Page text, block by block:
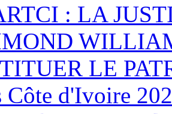
: LA
LE
Côte d'Ivoire